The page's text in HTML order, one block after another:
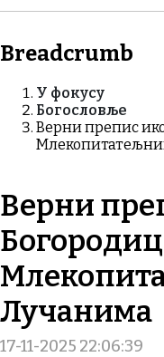
Breadcrumb
У фокусу
Богословље
Верни препис
Верни
Лучанима
17-11-2025 22:06:39